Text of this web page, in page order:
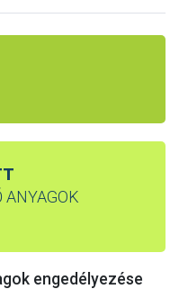
ANYAGOK
engedélyezése